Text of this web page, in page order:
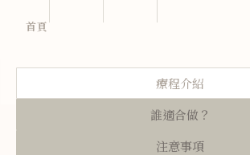
首頁
療程介紹
誰適合做？
注意事項